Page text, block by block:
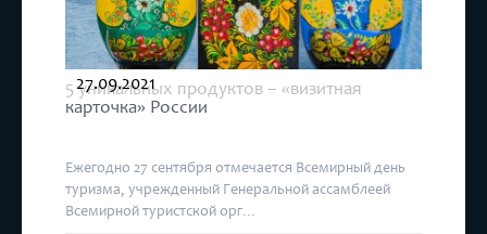
5 уникальных продуктов – «визитная
карточка» России
27.09.2021
Ежегодно 27 сентября отмечается Всемирный день
туризма, учрежденный Генеральной ассамблеей
Всемирной туристской орг...